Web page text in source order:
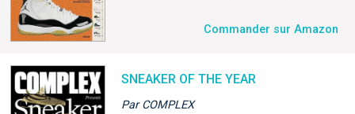
Commander sur Amazon
SNEAKER OF THE YEAR
Par COMPLEX